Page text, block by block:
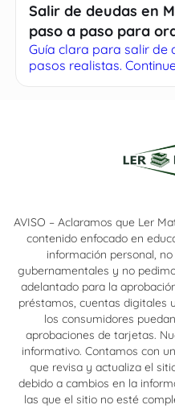
Salir de deudas en
paso a paso para
Guía clara para salir de
pasos realistas.
AVISO – Aclaramos que Ler
contenido enfocado en
información personal,
gubernamentales y no
adelantado para la
préstamos, cuentas digitales
los consumidores
aprobaciones de tarjetas.
informativo. Contamos con
que revisa y actualiza el
debido a cambios en la
las que el sitio no esté